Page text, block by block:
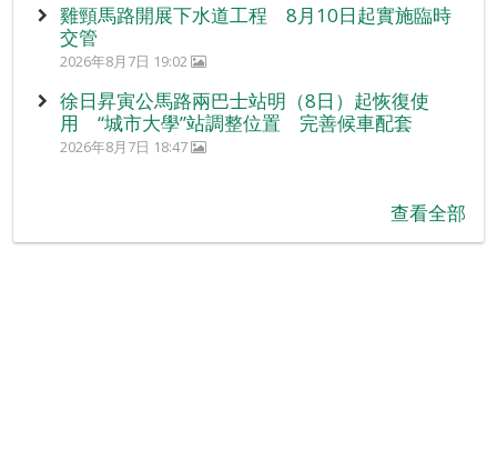
雞頸馬路開展下水道工程 8月10日起實施臨時
交管
2026年8月7日 19:02
徐日昇寅公馬路兩巴士站明（8日）起恢復使
用 “城市大學”站調整位置 完善候車配套
2026年8月7日 18:47
查看全部